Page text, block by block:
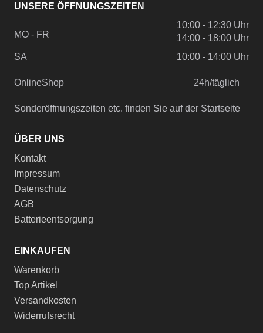
UNSERE ÖFFNUNGSZEITEN
MO - FR
10:00 - 12:30 Uhr
14:00 - 18:00 Uhr
SA
10:00 - 14:00 Uhr
OnlineShop 24h/täglich
Sonderöffnungszeiten etc. finden Sie auf der Startseite
ÜBER UNS
Kontakt
Impressum
Datenschutz
AGB
Batterieentsorgung
EINKAUFEN
Warenkorb
Top Artikel
Versandkosten
Widerrufsrecht